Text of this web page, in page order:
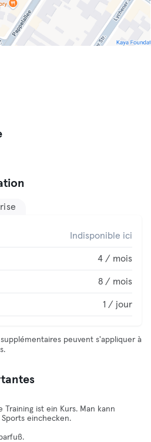
Indisponible ici
4 / mois
8 / mois
1 / jour
peuvent s'appliquer à
Training ist ein Kurs. Man kann
einchecken.